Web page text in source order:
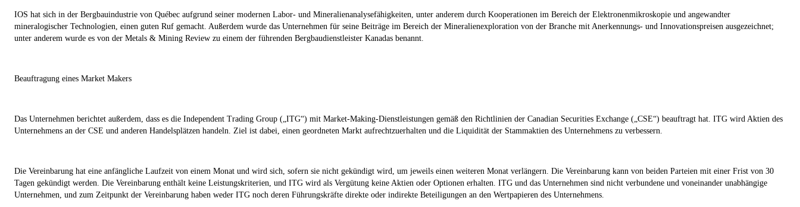
IOS hat sich in der Bergbauindustrie von Québec aufgrund seiner modernen Labor- und Mineralienanalysefähigkeiten, unter anderem durch Kooperationen im Bereich der Elektronenmikroskopie und angewandter
mineralogischer Technologien, einen guten Ruf gemacht. Außerdem wurde das Unternehmen für seine Beiträge im Bereich der Mineralienexploration von der Branche mit Anerkennungs- und Innovationspreisen ausgezeichnet;
unter anderem wurde es von der Metals & Mining Review zu einem der führenden Bergbaudienstleister Kanadas benannt.
Beauftragung eines Market Makers
Das Unternehmen berichtet außerdem, dass es die Independent Trading Group („ITG“) mit Market-Making-Dienstleistungen gemäß den Richtlinien der Canadian Securities Exchange („CSE“) beauftragt hat. ITG wird Aktien des
Unternehmens an der CSE und anderen Handelsplätzen handeln. Ziel ist dabei, einen geordneten Markt aufrechtzuerhalten und die Liquidität der Stammaktien des Unternehmens zu verbessern.
Die Vereinbarung hat eine anfängliche Laufzeit von einem Monat und wird sich, sofern sie nicht gekündigt wird, um jeweils einen weiteren Monat verlängern. Die Vereinbarung kann von beiden Parteien mit einer Frist von 30
Tagen gekündigt werden. Die Vereinbarung enthält keine Leistungskriterien, und ITG wird als Vergütung keine Aktien oder Optionen erhalten. ITG und das Unternehmen sind nicht verbundene und voneinander unabhängige
Unternehmen, und zum Zeitpunkt der Vereinbarung haben weder ITG noch deren Führungskräfte direkte oder indirekte Beteiligungen an den Wertpapieren des Unternehmens.